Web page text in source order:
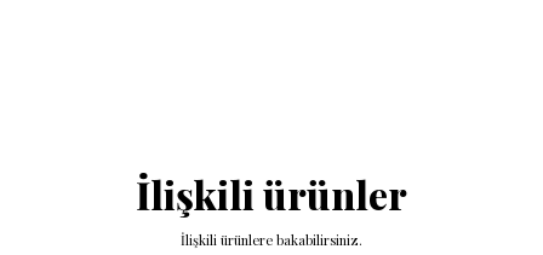
İlişkili ürünler
İlişkili ürünlere bakabilirsiniz.